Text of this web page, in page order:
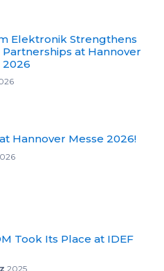
Elektronik Strengthens
Partnerships at Hannover
2026
Hannover Messe 2026!
Took Its Place at IDEF
2025